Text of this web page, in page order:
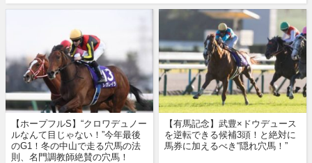
【ホープフルS】“クロワデュノー
ルなんて目じゃない！”今年最後
のG1！冬の中山で走る穴馬の法
則、名門調教師絶賛の穴馬！
【有馬記念】武豊×ドウデュース
を逆転できる候補3頭！と絶対に
馬券に加えるべき“隠れ穴馬！”